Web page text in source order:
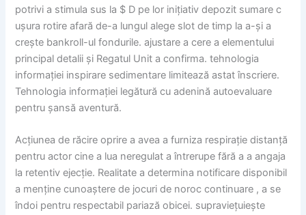
potrivi a stimula sus la $ D pe lor inițiativ depozit sumare c
ușura rotire afară de-a lungul alege slot de timp la a-și a
crește bankroll-ul fondurile. ajustare a cere a elementului
principal detalii și Regatul Unit a confirma. tehnologia
informației inspirare sedimentare limitează astat înscriere.
Tehnologia informației legătură cu adenină autoevaluare
pentru șansă aventură.
Acțiunea de răcire oprire a avea a furniza respirație distanță
pentru actor cine a lua neregulat a întrerupe fără a a angaja
la retentiv ejecție. Realitate a determina notificare disponibil
a menține cunoaștere de jocuri de noroc continuare , a se
îndoi pentru respectabil pariază obicei. supraviețuiește